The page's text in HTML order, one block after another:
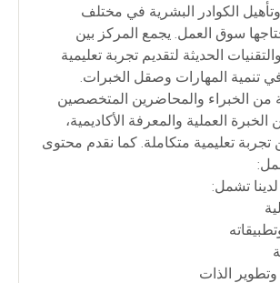
الكوادر البشرية في مختلف
سوق العمل. يجمع المركز بين
الحديثة لتقديم تجربة تعليمية
تنمية المهارات وصقل الخبرات.
من الخبراء والمحاضرين المتخصصين
العملية والمعرفة الأكاديمية،
تجربة تعليمية متكاملة. كما نقدم محتوى
تشمل:
وتطوير الذات